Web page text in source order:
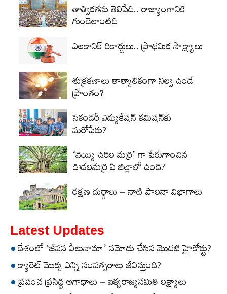
తాత్వికతను తెలిపేది.. రాజ్యాంగానికి
గుండెలాంటిది
ఎలకానిక్‌ రికార్డులు.. ప్రాథమిక సాక్ష్యాలు
శుక్రకణాలు తాత్కాలికంగా నిల్వ ఉండే
ప్రాంతం?
సెకండరీ ఎడ్యుకేషన్‌ కమిషన్‌కు
మరోపేరు?
‘వెయ్యి ఉరిల మర్రి’ గా పేరుగాంచిన
ఊడలమర్రి ఏ జిల్లాలో ఉంది?
రక్షణ దుర్గాలు – నాటి పాలనా విభాగాలు
Latest Updates
దేశంలో ‘జీవన వీలునామా’ నమోదు చేసిన మొదటి హైకోర్టు?
క్యారెట్‌ మొక్క ఎన్ని సంవత్సరాలు జీవిస్తుంది?
ప్రపంచ ప్రసిద్ధి అగాధాలు – ఐక్యరాజ్యసమితి లక్ష్యాలు